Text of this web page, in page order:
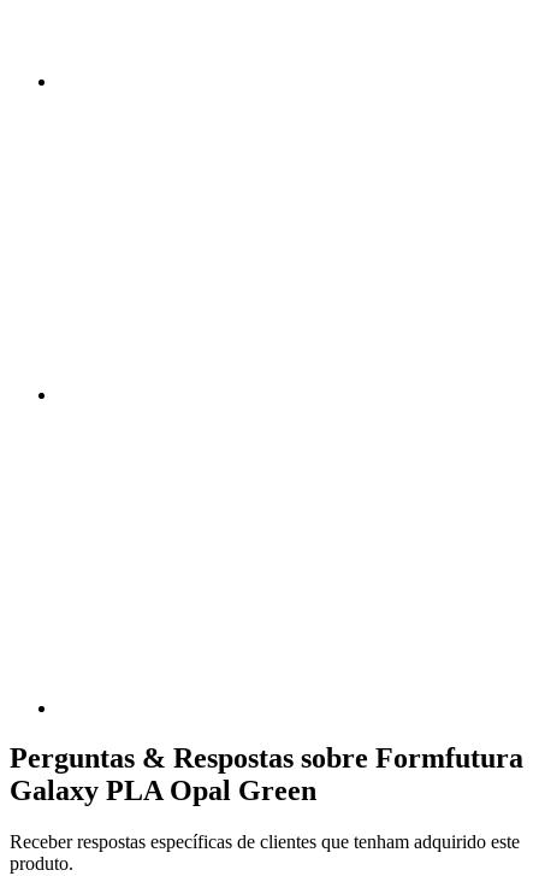
Perguntas & Respostas sobre Formfutura
Galaxy PLA Opal Green
Receber respostas específicas de clientes que tenham adquirido este
produto.